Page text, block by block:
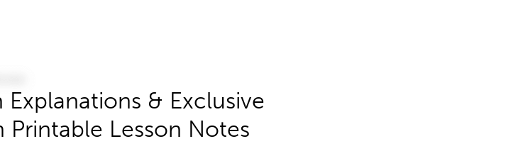
& Exclusive
Printable Lesson Notes